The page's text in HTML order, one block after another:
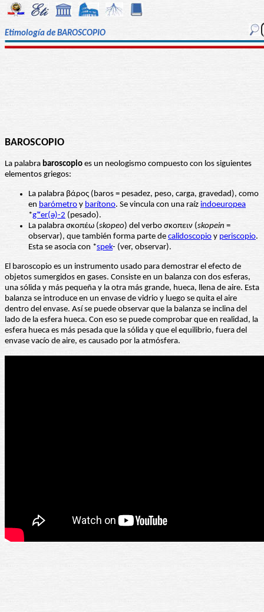
Etimología de BAROSCOPIO
BAROSCOPIO
La palabra baroscopio es un neologismo compuesto con los siguientes
elementos griegos:
La palabra βάρoς (baros = pesadez, peso, carga, gravedad), como
en barómetro y barítono. Se vincula con una raíz indoeuropea
*gʷer(ǝ)-2 (pesado).
La palabra σκοπέω (skopeo) del verbo σκοπειν (skopein =
observar), que también forma parte de calidoscopio y periscopio.
Esta se asocia con *spek- (ver, observar).
El baroscopio es un instrumento usado para demostrar el efecto de
objetos sumergidos en gases. Consiste en un balanza con dos esferas,
una sólida y más pequeña y la otra más grande, hueca, llena de aire. Esta
balanza se introduce en un envase de vidrio y luego se quita el aire
dentro del envase. Así se puede observar que la balanza se inclina del
lado de la esfera hueca. Con eso se puede comprobar que en realidad, la
esfera hueca es más pesada que la sólida y que el equilibrio, fuera del
envase vacío de aire, es causado por la atmósfera.